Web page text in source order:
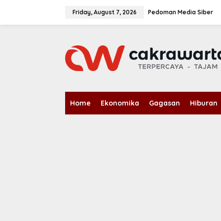
Friday, August 7, 2026 Pedoman Media Siber
Home Ekonomika Gagasan Hiburan